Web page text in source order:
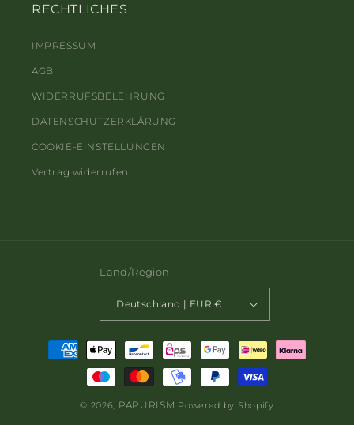
RECHTLICHES
IMPRESSUM
AGB
WIDERRUFSBELEHRUNG
DATENSCHUTZERKLÄRUNG
COOKIE-EINSTELLUNGEN
Vertrag widerrufen
Land/Region
Deutschland | EUR €
© 2026, PAPURISM Powered by Shopify